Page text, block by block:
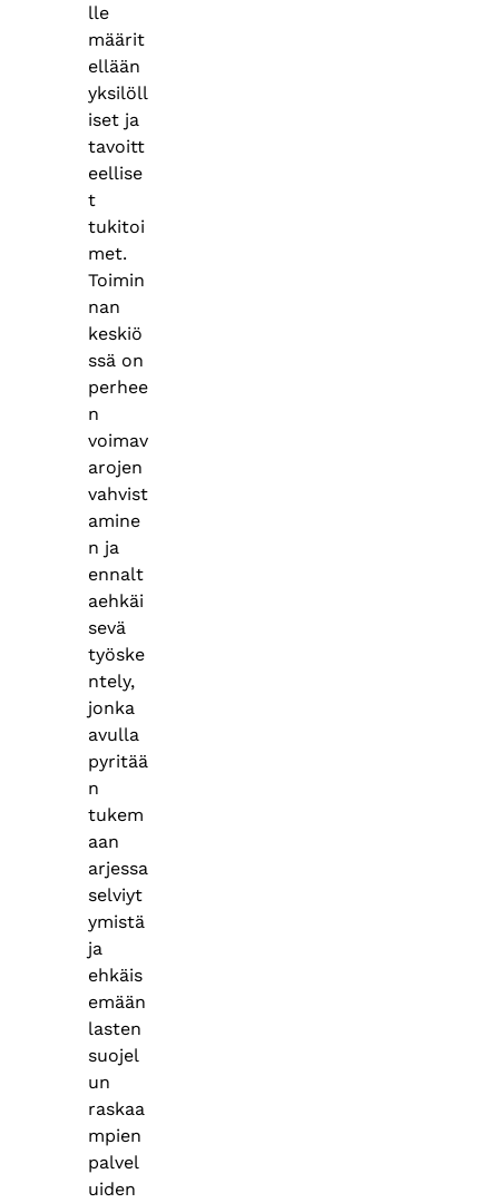
lle
määrit
ellään
yksilöll
iset ja
tavoitt
eellise
t
tukitoi
met.
Toimin
nan
keskiö
ssä on
perhee
n
voimav
arojen
vahvist
amine
n ja
ennalt
aehkäi
sevä
työske
ntely,
jonka
avulla
pyritää
n
tukem
aan
arjessa
selviyt
ymistä
ja
ehkäis
emään
lasten
suojel
un
raskaa
mpien
palvel
uiden